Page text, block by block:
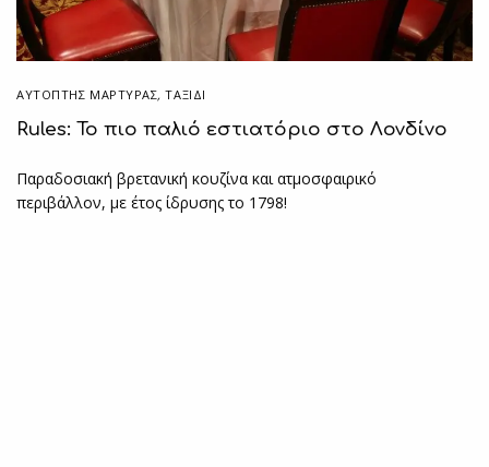
ΑΥΤΌΠΤΗΣ ΜΆΡΤΥΡΑΣ,ΤΑΞΙΔΙ
Rules: Το πιο παλιό εστιατόριο στο Λονδίνο
Παραδοσιακή βρετανική κουζίνα και ατμοσφαιρικό
περιβάλλον, με έτος ίδρυσης το 1798!